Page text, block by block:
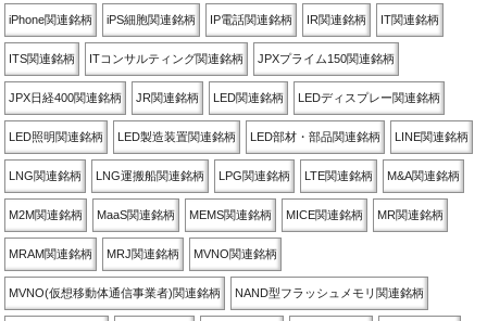
iPhone関連銘柄 iPS細胞関連銘柄 IP電話関連銘柄 IR関連銘柄 IT関連銘柄
ITS関連銘柄 ITコンサルティング関連銘柄 JPXプライム150関連銘柄
JPX日経400関連銘柄 JR関連銘柄 LED関連銘柄 LEDディスプレー関連銘柄
LED照明関連銘柄 LED製造装置関連銘柄 LED部材・部品関連銘柄 LINE関連銘柄
LNG関連銘柄 LNG運搬船関連銘柄 LPG関連銘柄 LTE関連銘柄 M&A関連銘柄
M2M関連銘柄 MaaS関連銘柄 MEMS関連銘柄 MICE関連銘柄 MR関連銘柄
MRAM関連銘柄 MRJ関連銘柄 MVNO関連銘柄
MVNO(仮想移動体通信事業者)関連銘柄 NAND型フラッシュメモリ関連銘柄